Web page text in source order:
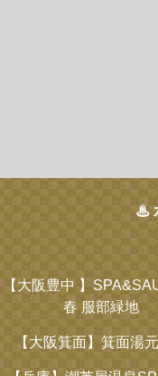
♨
【大阪豊中 】
春 服部緑地
【大阪箕面】箕面湯